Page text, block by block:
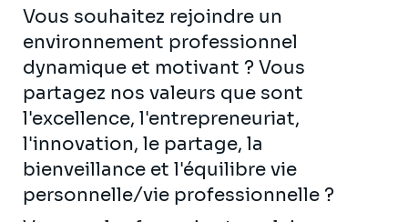
Vous souhaitez rejoindre un
environnement professionnel
dynamique et motivant ? Vous
partagez nos valeurs que sont
l'excellence, l'entrepreneuriat,
l'innovation, le partage, la
bienveillance et l'équilibre vie
personnelle/vie professionnelle ?